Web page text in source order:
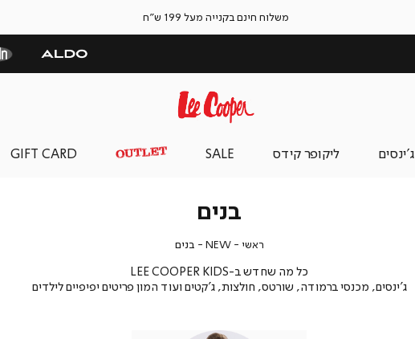
משלוח חינם בקנייה מעל 199 ש"ח
ג'ינסים ליקופר קידס SALE
GIFT CARD
בנים
ראשי ראשי
NEW
NEW
בניםבנים
כל מה שחדש ב-LEE COOPER KIDS
ג'ינסים, מכנסי ברמודה, שורטס, חולצות, ג'קטים ועוד המון פריטים יפיפיים לילדים